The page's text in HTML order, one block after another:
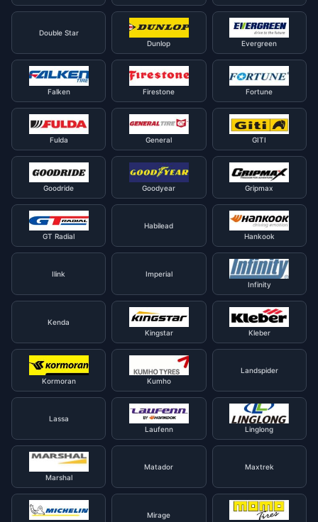
Double Star
Dunlop
Evergreen
Falken Firestone Fortune
Fulda General GITI
Goodride Goodyear Gripmax
GT Radial
Habilead
Hankook
Ilink
Imperial
Infinity
Kenda
Kingstar
Kleber
Kormoran Kumho
Landspider
Lassa
Laufenn
Linglong
Marshal
Matador Maxtrek
Mirage